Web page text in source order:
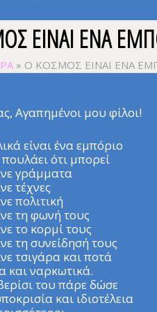
ΕΙΝΑΙ ΕΝΑ
» Ο ΚΟΣΜΟΣ ΕΙΝΑΙ ΕΝΑ
Αγαπημένοι μου φίλοι!
είναι ένα εμπόριο
ότι μπορεί
γράμματα
τέχνες
πολιτική
τη φωνή τους
το κορμί τους
τη συνείδησή τους
τσιγάρα και ποτά
και ναρκωτικά.
του πάρε δώσε
και ιδιοτέλεια